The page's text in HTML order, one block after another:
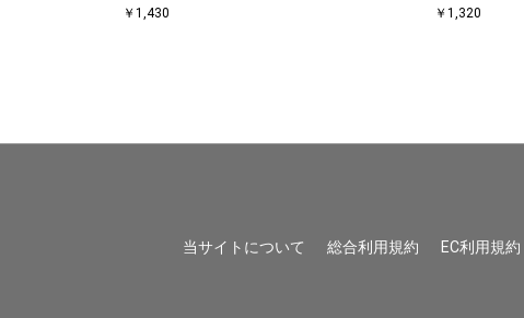
￥1,430 ￥1,320
当サイトについて 総合利用規約 EC利用規約